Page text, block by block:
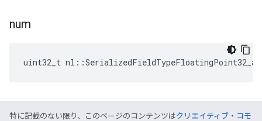
num
uint32_t
特に記載のない限り、このページのコンテンツはクリエイティブ・コモ